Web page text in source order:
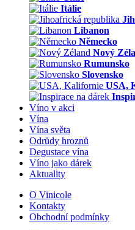
Itálie
Libanon
Německo
Nový
Rumunsko
Slovensko
USA,
Víno v akci
Vína
Vína světa
Odrůdy hroznů
Degustace vína
Víno jako dárek
Aktuality
O Vinicole
Kontakty
Obchodní podmínky